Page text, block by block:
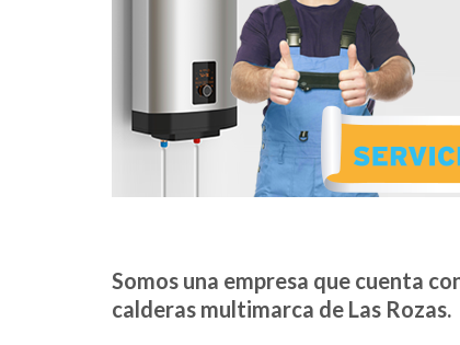
Somos una empresa que cuenta
calderas multimarca de Las Rozas.